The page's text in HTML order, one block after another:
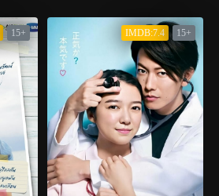
15+ IMDB:7.4 15+